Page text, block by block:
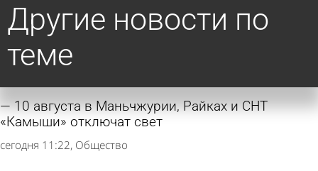
Другие новости по
теме
10 августа в Маньчжурии, Райках и СНТ
«Камыши» отключат свет
сегодня 11:22 Общество